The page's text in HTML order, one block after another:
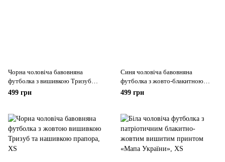
Чорна чоловіча бавовняна
футболка з вишивкою Тризуб
(Петраківка), S
499 грн
Синя чоловіча бавовняна
футболка з жовто-блакитною
вишивкою Тризуб (Петраківка), S
499 грн